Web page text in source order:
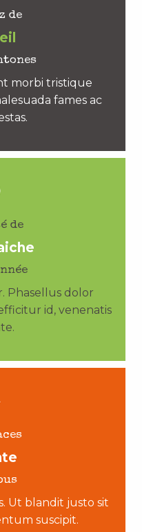
de
morbi tristique
fames ac
de
Phasellus dolor
id, venenatis
Ut blandit justo sit
suscipit.